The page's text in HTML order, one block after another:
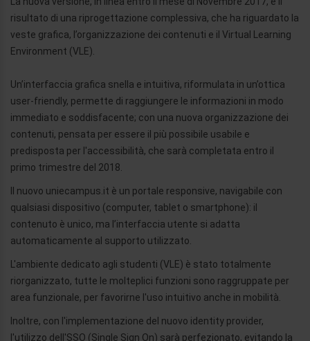
risultato di una riprogettazione complessiva, che ha riguardato la
veste grafica, l’organizzazione dei contenuti e il Virtual Learning
Environment (VLE).
Un’interfaccia grafica snella e intuitiva, riformulata in un’ottica
user-friendly, permette di raggiungere le informazioni in modo
immediato e soddisfacente; con una nuova organizzazione dei
contenuti, pensata per essere il più possibile usabile e
predisposta per l'accessibilità, che sarà completata entro il
primo trimestre del 2018.
Il nuovo uniecampus.it è un portale responsive, navigabile con
qualsiasi dispositivo (computer, tablet o smartphone): il
contenuto è unico, ma l’interfaccia utente si adatta
automaticamente al supporto utilizzato.
L'ambiente dedicato agli studenti (VLE) è stato totalmente
riorganizzato, tutte le molteplici funzioni sono raggruppate per
area funzionale, per favorirne l'uso intuitivo anche in mobilità.
Inoltre, con l'implementazione del nuovo identity provider,
l'utilizzo dell'SSO (Single Sign On) sarà perfezionato, evitando la